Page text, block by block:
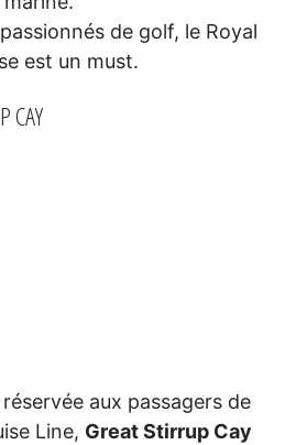
de golf, le Royal
est un must.
CAY
aux passagers de
Line, Great Stirrup Cay